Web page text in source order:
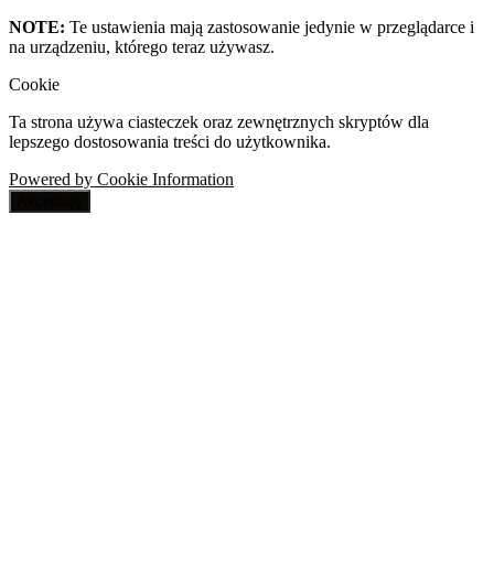
NOTE: Te ustawienia mają zastosowanie jedynie w przeglądarce i
na urządzeniu, którego teraz używasz.
Cookie
Ta strona używa ciasteczek oraz zewnętrznych skryptów dla
lepszego dostosowania treści do użytkownika.
Powered by Cookie Information